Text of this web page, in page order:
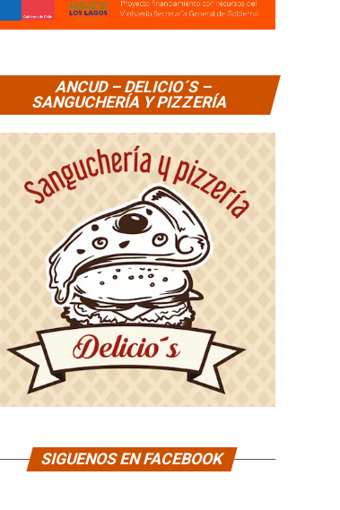
ANCUD – DELICIO´S –
SANGUCHERÍA Y PIZZERÍA
SIGUENOS EN FACEBOOK